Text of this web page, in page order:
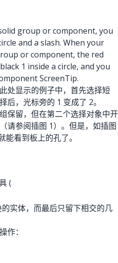
group or component, you
and a slash. When your
or component, the red
1 inside a circle, and you
ScreenTip.
处显示的例子中，首先选择短
后，光标旁的 1 变成了 2。
保留，但在第二个选择对象中开
请参阅插图 1）。但是，如插图
看到板上的孔了。
(
实体，而最后只留下相交的几
作：